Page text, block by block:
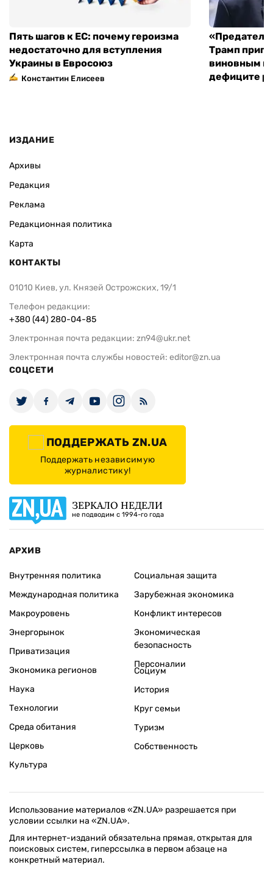
Пять шагов к ЕС: почему героизма
недостаточно для вступления
Украины в Евросоюз
Константин Елисеев
Трамп
виновным в
дефиците
ИЗДАНИЕ
Архивы
Редакция
Реклама
Редакционная политика
Карта
КОНТАКТЫ
01010 Киев, ул. Князей Острожских, 19/1
Телефон редакции:
+380 (44) 280-04-85
Электронная почта редакции: zn94@ukr.net
Электронная почта службы новостей: editor@zn.ua
СОЦСЕТИ
ПОДДЕРЖАТЬ ZN.UA
Поддержать независимую
журналистику!
ЗЕРКАЛО НЕДЕЛИ
не подводим с 1994-го года
АРХИВ
Внутренняя политика
Международная политика
Макроуровень
Энергорынок
Приватизация
Экономика регионов
Социальная защита
Зарубежная экономика
Конфликт интересов
Экономическая
безопасность
Персоналии
Наука
Технологии
Среда обитания
Церковь
Культура
Социум
История
Круг семьи
Туризм
Собственность
Использование материалов «ZN.UA» разрешается при
условии ссылки на «ZN.UA».
Для интернет-изданий обязательна прямая, открытая для
поисковых систем, гиперссылка в первом абзаце на
конкретный материал.